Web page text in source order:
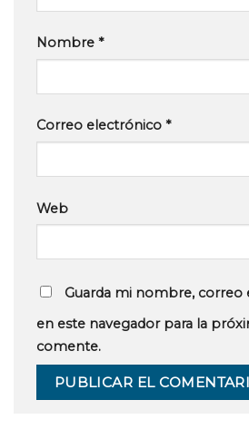
Nombre *
Correo electrónico *
Web
Guarda mi nombre,
en este navegador para la
comente.